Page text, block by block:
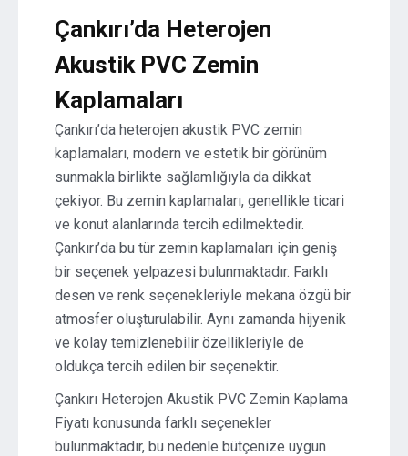
Çankırı’da Heterojen
Akustik PVC Zemin
Kaplamaları
Çankırı’da heterojen akustik PVC zemin
kaplamaları, modern ve estetik bir görünüm
sunmakla birlikte sağlamlığıyla da dikkat
çekiyor. Bu zemin kaplamaları, genellikle ticari
ve konut alanlarında tercih edilmektedir.
Çankırı’da bu tür zemin kaplamaları için geniş
bir seçenek yelpazesi bulunmaktadır. Farklı
desen ve renk seçenekleriyle mekana özgü bir
atmosfer oluşturulabilir. Aynı zamanda hijyenik
ve kolay temizlenebilir özellikleriyle de
oldukça tercih edilen bir seçenektir.
Çankırı Heterojen Akustik PVC Zemin Kaplama
Fiyatı konusunda farklı seçenekler
bulunmaktadır, bu nedenle bütçenize uygun